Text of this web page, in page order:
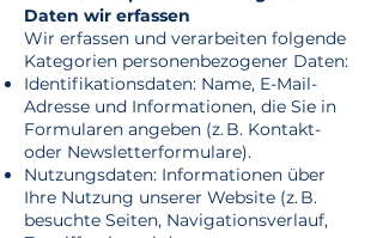
Daten wir erfassen
Wir erfassen und verarbeiten folgende
Kategorien personenbezogener Daten:
Identifikationsdaten: Name, E-Mail-
Adresse und Informationen, die Sie in
Formularen angeben (z. B. Kontakt-
oder Newsletterformulare).
Nutzungsdaten: Informationen über
Ihre Nutzung unserer Website (z. B.
besuchte Seiten, Navigationsverlauf,